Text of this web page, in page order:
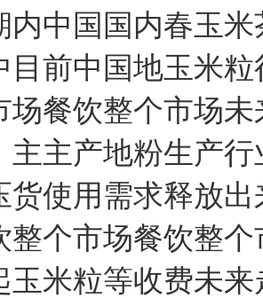
内中国国内春
目前中国地玉米
场餐饮整个市场
主主产地粉生产
货使用需求释放
整个市场餐饮整
玉米粒等收费未